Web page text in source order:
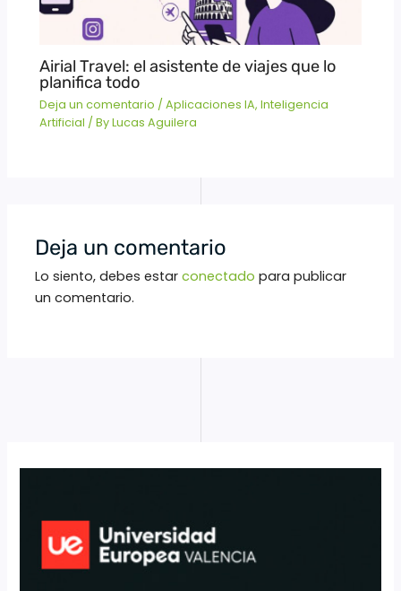
Airial Travel: el asistente de viajes que lo
planifica todo
Deja un comentario /Aplicaciones IA,Inteligencia
Artificial / ByLucas Aguilera
Deja un comentario
Lo siento, debes estarconectado para publicar
un comentario.